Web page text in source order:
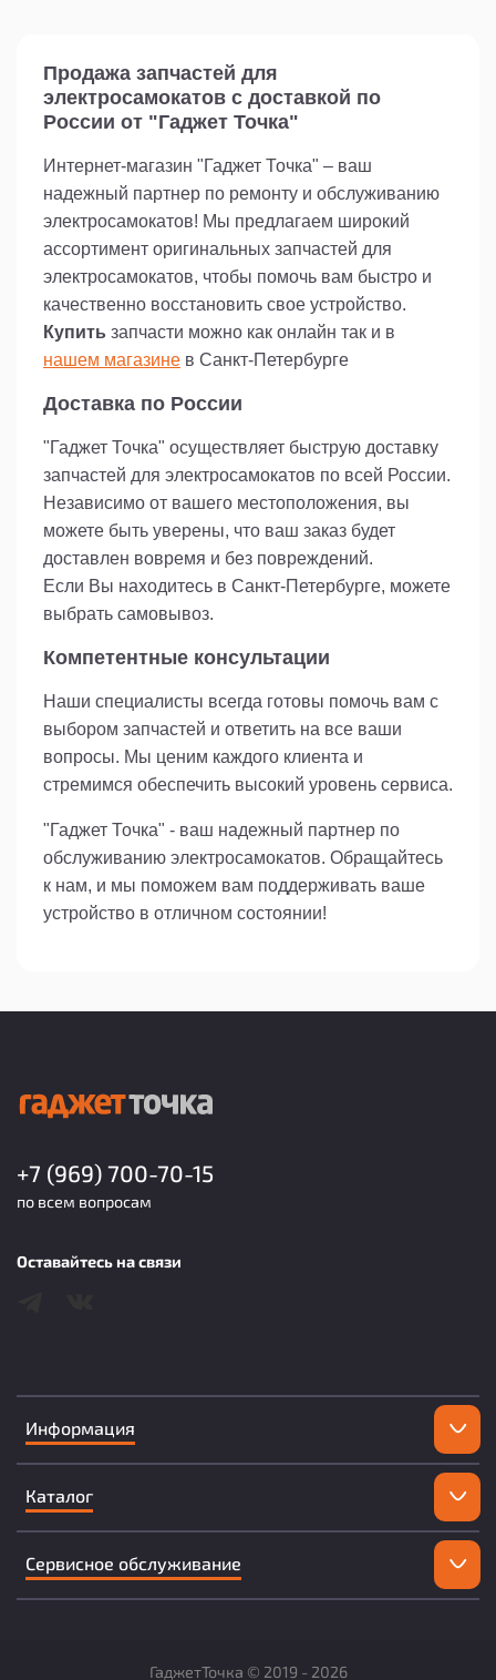
Продажа запчастей для
электросамокатов с доставкой по
России от "Гаджет Точка"
Интернет-магазин "Гаджет Точка" – ваш
надежный партнер по ремонту и обслуживанию
электросамокатов! Мы предлагаем широкий
ассортимент оригинальных запчастей для
электросамокатов, чтобы помочь вам быстро и
качественно восстановить свое устройство.
Купить запчасти можно как онлайн так и в
нашем магазине в Санкт-Петербурге
Доставка по России
"Гаджет Точка" осуществляет быструю доставку
запчастей для электросамокатов по всей России.
Независимо от вашего местоположения, вы
можете быть уверены, что ваш заказ будет
доставлен вовремя и без повреждений.
Если Вы находитесь в Санкт-Петербурге, можете
выбрать самовывоз.
Компетентные консультации
Наши специалисты всегда готовы помочь вам с
выбором запчастей и ответить на все ваши
вопросы. Мы ценим каждого клиента и
стремимся обеспечить высокий уровень сервиса.
"Гаджет Точка" - ваш надежный партнер по
обслуживанию электросамокатов. Обращайтесь
к нам, и мы поможем вам поддерживать ваше
устройство в отличном состоянии!
Информация
Каталог
Сервисное обслуживание
+7 (969) 700-70-15
по всем вопросам
Оставайтесь на связи
ГаджетТочка © 2019 - 2026